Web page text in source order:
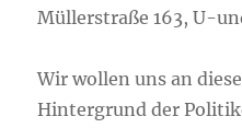
Müllerstraße 163, U-
Wir wollen uns an
Hintergrund der